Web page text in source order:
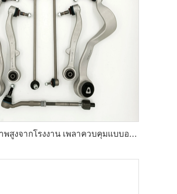
ชิ้นส่วนคุณภาพสูงจากโรงงาน เพลาควบคุมแบบอะลูมิเนียม สำหรับ BMW 7 Series E65/E66 OE 31126755836 33321096797 31126774831